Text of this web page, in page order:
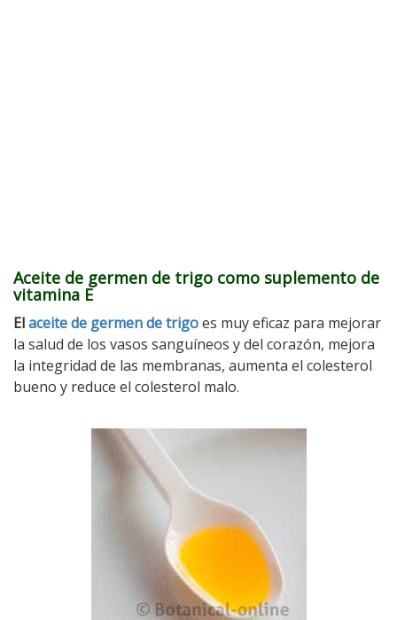
Aceite de germen de trigo como suplemento de
vitamina E
Elaceite de germen de trigoes muy eficaz para mejorar
la salud de los vasos sanguíneos y del corazón, mejora
la integridad de las membranas, aumenta el colesterol
bueno y reduce el colesterol malo.